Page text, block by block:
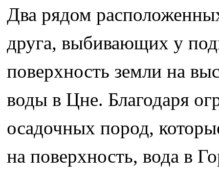
Два рядом
друга, выбивающих у
поверхность земли на
воды в Цне. Благодаря
осадочных пород,
на поверхность, вода в